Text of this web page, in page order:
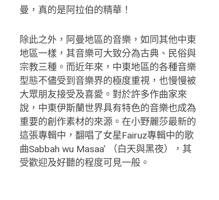
曼，真的是阿拉伯的精華！
除此之外，阿曼地區的音樂，如同其他中東
地區一樣，其音樂可大致分為古典、民俗與
宗教三種。而近年來，中東地區的各種音樂
型態不儘受到音樂界的極度重視，也慢慢被
大眾朋友接受及喜愛。對於許多作曲家來
說，中東伊斯蘭世界具有特色的音樂也成為
重要的創作素材的來源。在小野麗莎最新的
這張專輯中，翻唱了女星Fairuz專輯中的歌
曲Sabbah wu Masaa’ （白天與黑夜），其
受歡迎及好聽的程度可見一般。